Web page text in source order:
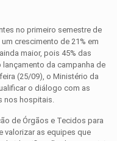
no primeiro semestre de
crescimento de 21% em
maior, pois 45% das
da campanha de
(25/09), o Ministério da
o diálogo com as
nos hospitais.
de Órgãos e Tecidos para
valorizar as equipes que